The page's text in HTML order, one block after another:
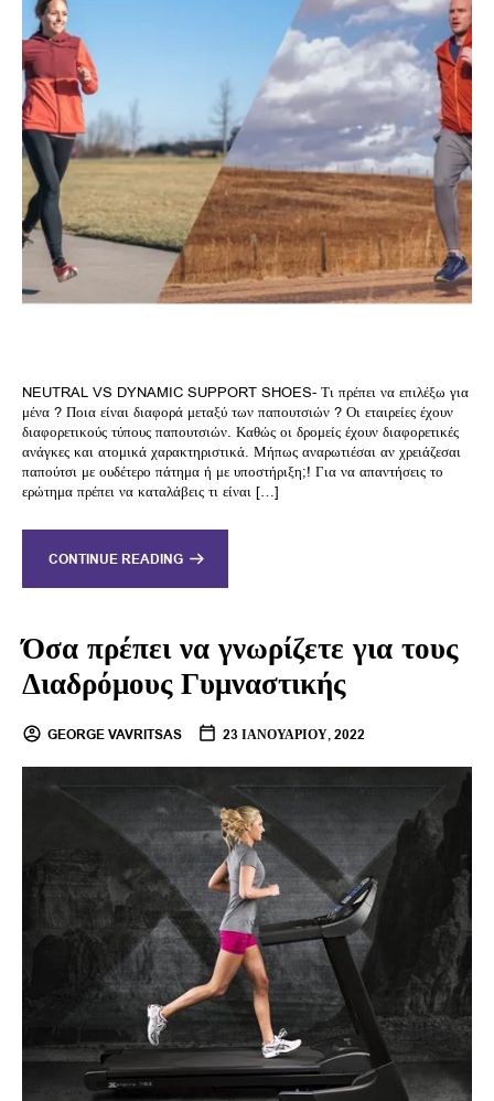
NEUTRAL VS DYNAMIC SUPPORT SHOES- Τι πρέπει να επιλέξω για
μένα ? Ποια είναι διαφορά μεταξύ των παπουτσιών ? Οι εταιρείες έχουν
διαφορετικούς τύπους παπουτσιών. Καθώς οι δρομείς έχουν διαφορετικές
ανάγκες και ατομικά χαρακτηριστικά. Μήπως αναρωτιέσαι αν χρειάζεσαι
παπούτσι με ουδέτερο πάτημα ή με υποστήριξη;! Για να απαντήσεις το
ερώτημα πρέπει να καταλάβεις τι είναι […]
CONTINUE READING
Όσα πρέπει να γνωρίζετε για τους
Διαδρόμους Γυμναστικής
GEORGE VAVRITSAS 23 ΙΑΝΟΥΑΡΊΟΥ, 2022